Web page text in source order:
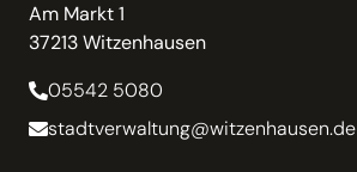
Am Markt 1
37213 Witzenhausen
05542 5080
stadtverwaltung@witzenhausen.de